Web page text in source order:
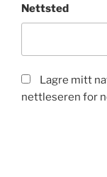
Nettsted
Lagre mitt
nettleseren for